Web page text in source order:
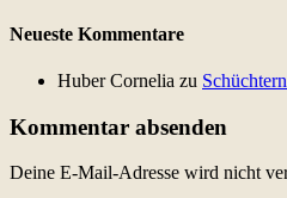
Neueste Kommentare
Huber Cornelia zu
Kommentar absenden
Deine E-Mail-Adresse wird nicht